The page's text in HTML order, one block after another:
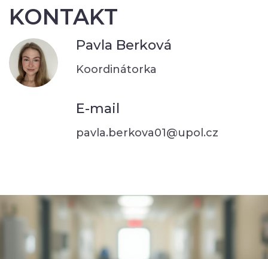
KONTAKT
Pavla Berková
Koordinátorka
E-mail
pavla.berkova01@upol.cz